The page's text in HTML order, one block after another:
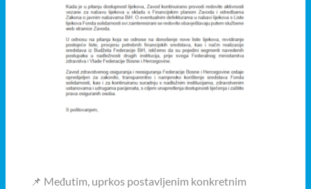
📌 Međutim, uprkos postavljenim konkretnim